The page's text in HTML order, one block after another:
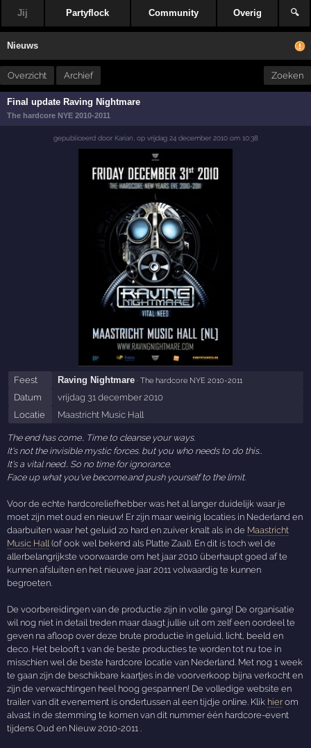
Jij Partyflock Community Overig 🔍
Nieuws
Overzicht Archief Zoeken
Final update Raving Nightmare
The hardcore NYE 2010-2011
gepubliceerd door Karian op vrijdag 24 december 2010 om 10:38
Feest Raving Nightmare · The hardcore NYE 2010-2011
Datum
vrijdag 31 december 2010
Locatie
Maastricht Music Hall
The end has come.. Time to cleanse your ways.
It's not the invisible mystic forces. but you who needs to do this..
It's a vital need.. So no time for ignorance.
Face up what you've become.and push yourself to the limit.
Voor de echte hardcoreliefhebber was het al langer duidelijk waar je
moet zijn met oud en nieuw! Er zijn maar weinig locaties in Nederland en
daarbuiten waar het geluid zo hard en zuiver knalt als in de Maastricht
Music Hall(of ook wel bekend als Platte Zaal). En dit is toch wel de
allerbelangrijkste voorwaarde om het jaar 2010 überhaupt goed af te
kunnen afsluiten en het nieuwe jaar 2011 volwaardig te kunnen
begroeten.
De voorbereidingen van de productie zijn in volle gang! De organisatie
wil nog niet in detail treden maar daagt jullie uit om zelf een oordeel te
geven na afloop over deze brute productie in geluid, licht, beeld en
deco. Het belooft 1 van de beste producties te worden tot nu toe in
misschien wel de beste hardcore locatie van Nederland. Met nog 1 week
te gaan zijn de beschikbare kaartjes in de voorverkoop bijna verkocht en
zijn de verwachtingen heel hoog gespannen! De volledige website en
trailer van dit evenement is ondertussen al een tijdje online. Klik hierom
alvast in de stemming te komen van dit nummer één hardcore-event
tijdens Oud en Nieuw 2010-2011 .